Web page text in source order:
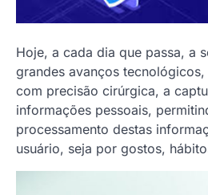
Hoje, a cada dia que passa, a
grandes avanços
com precisão cirúrgica, a
informações pessoais,
processamento destas
usuário, seja por gostos,